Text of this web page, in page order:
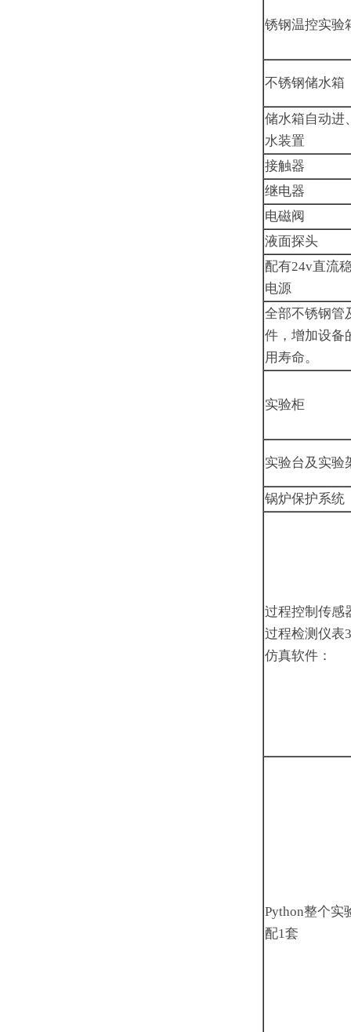
锈钢温控实验
不锈钢储水箱
储水箱自动进
水装置
接触器
继电器
电磁阀
液面探头
配有24v直流
电源
全部不锈钢管
件，增加设备
用寿命。
实验柜
实验台及实验
锅炉保护系统
过程控制传感
过程检测仪表
仿真软件：
Python整个实
配1套